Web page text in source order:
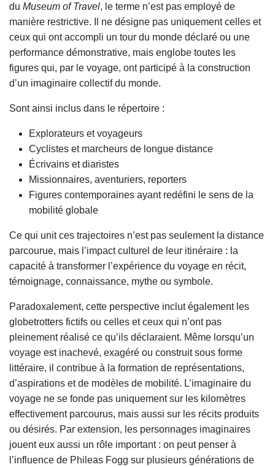
du Museum of Travel, le terme n’est pas employé de
manière restrictive. Il ne désigne pas uniquement celles et
ceux qui ont accompli un tour du monde déclaré ou une
performance démonstrative, mais englobe toutes les
figures qui, par le voyage, ont participé à la construction
d’un imaginaire collectif du monde.
Sont ainsi inclus dans le répertoire :
Explorateurs et voyageurs
Cyclistes et marcheurs de longue distance
Écrivains et diaristes
Missionnaires, aventuriers, reporters
Figures contemporaines ayant redéfini le sens de la
mobilité globale
Ce qui unit ces trajectoires n’est pas seulement la distance
parcourue, mais l’impact culturel de leur itinéraire : la
capacité à transformer l’expérience du voyage en récit,
témoignage, connaissance, mythe ou symbole.
Paradoxalement, cette perspective inclut également les
globetrotters fictifs ou celles et ceux qui n’ont pas
pleinement réalisé ce qu’ils déclaraient. Même lorsqu’un
voyage est inachevé, exagéré ou construit sous forme
littéraire, il contribue à la formation de représentations,
d’aspirations et de modèles de mobilité. L’imaginaire du
voyage ne se fonde pas uniquement sur les kilomètres
effectivement parcourus, mais aussi sur les récits produits
ou désirés. Par extension, les personnages imaginaires
jouent eux aussi un rôle important : on peut penser à
l’influence de Phileas Fogg sur plusieurs générations de